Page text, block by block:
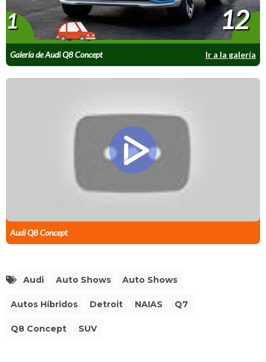
Galería de Audi Q8 Concept Ir a la galería
1 12
Audi Q8 Concept
Audi Auto Shows Auto Shows
Autos Híbridos Detroit NAIAS Q7
Q8 Concept SUV